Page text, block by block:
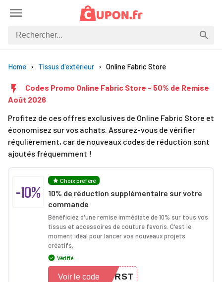
Home Tissus d'extérieur Online Fabric Store
Codes Promo Online Fabric Store - 50% de Remise
Août 2026
Profitez de ces offres exclusives de Online Fabric Store et
économisez sur vos achats. Assurez-vous de vérifier
régulièrement, car de nouveaux codes de réduction sont
ajoutés fréquemment !
-10%
Choix préféré
10% de réduction supplémentaire sur votre
commande
Bénéficiez d'une remise immédiate de 10% sur tous vos
tissus et accessoires de couture favoris. C'est le
moment idéal pour lancer vos nouveaux projets
créatifs.
Vérifié
IRST
Voir le code